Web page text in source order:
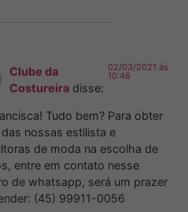
Clube da
Costureira disse:
02/03/2021 às
10:46
Tudo bem? Para obter
nossas estilista e
de moda na escolha de
entre em contato nesse
de whatsapp, será um prazer
(45) 99911-0056